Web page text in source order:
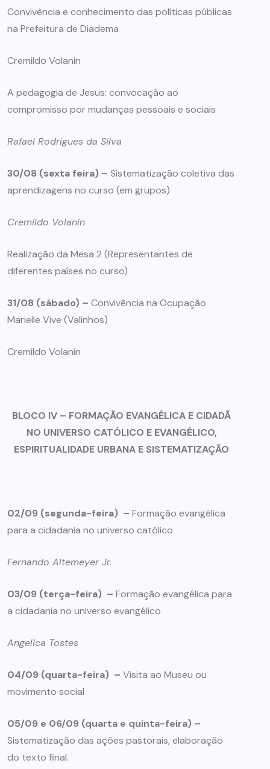
Convivência e conhecimento das políticas públicas
na Prefeitura de Diadema
Cremildo Volanin
A pedagogia de Jesus: convocação ao
compromisso por mudanças pessoais e sociais
Rafael Rodrigues da Silva
30/08 (sexta feira) – Sistematização coletiva das
aprendizagens no curso (em grupos)
Cremildo Volanin
Realização da Mesa 2 (Representantes de
diferentes países no curso)
31/08 (sábado) – Convivência na Ocupação
Marielle Vive (Valinhos)
Cremildo Volanin
BLOCO IV – FORMAÇÃO EVANGÉLICA E CIDADÃ
NO UNIVERSO CATÓLICO E EVANGÉLICO,
ESPIRITUALIDADE URBANA E SISTEMATIZAÇÃO
02/09 (segunda-feira) – Formação evangélica
para a cidadania no universo católico
Fernando Altemeyer Jr.
03/09 (terça-feira) – Formação evangélica para
a cidadania no universo evangélico
Angelica Tostes
04/09 (quarta-feira) – Visita ao Museu ou
movimento social
05/09 e 06/09 (quarta e quinta-feira) –
Sistematização das ações pastorais, elaboração
do texto final.